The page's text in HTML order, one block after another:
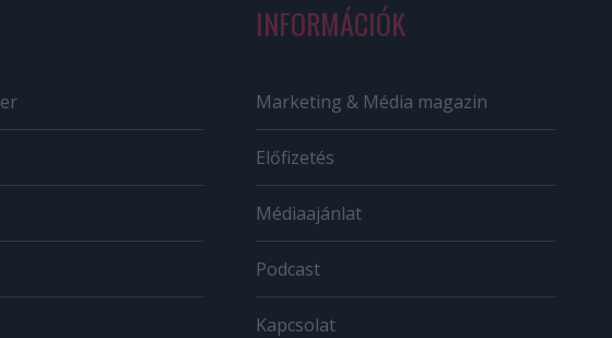
INFORMÁCIÓK
Marketing & Média magazin
Előfizetés
Médiaajánlat
Podcast
Kapcsolat